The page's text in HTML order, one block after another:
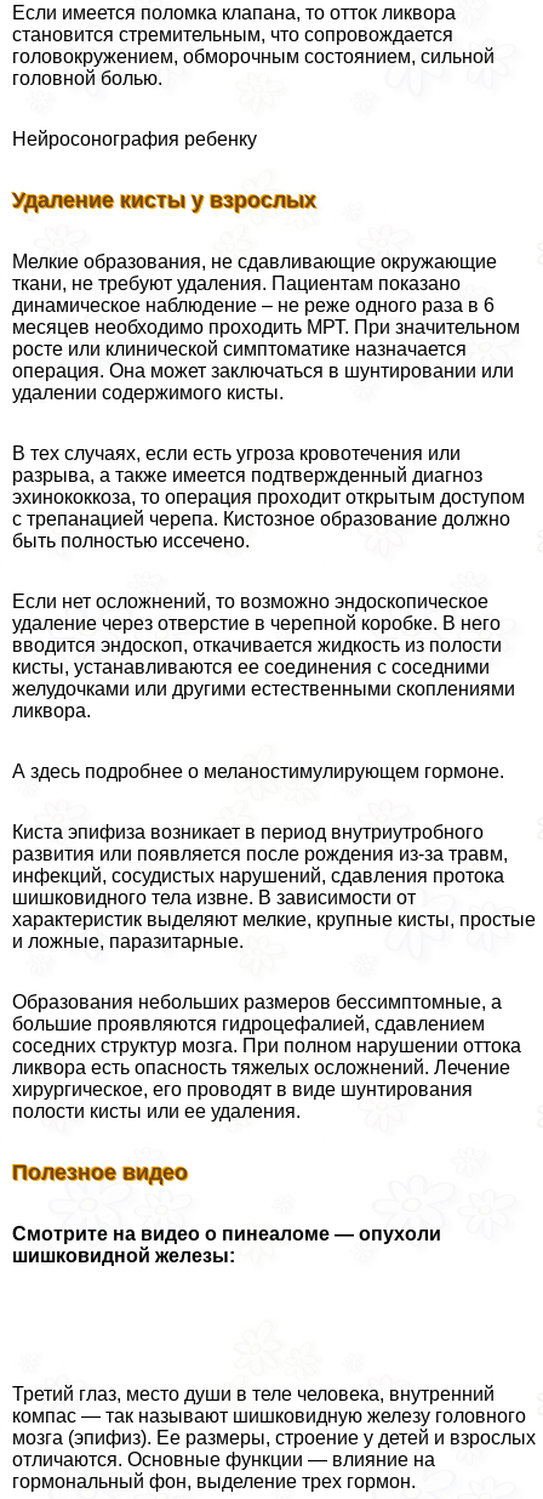
Если имеется поломка клапана, то отток ликвора
становится стремительным, что сопровождается
головокружением, обморочным состоянием, сильной
головной болью.
Нейросонография ребенку
Удаление кисты у взрослых
Мелкие образования, не сдавливающие окружающие
ткани, не требуют удаления. Пациентам показано
динамическое наблюдение – не реже одного раза в 6
месяцев необходимо проходить МРТ. При значительном
росте или клинической симптоматике назначается
операция. Она может заключаться в шунтировании или
удалении содержимого кисты.
В тех случаях, если есть угроза кровотечения или
разрыва, а также имеется подтвержденный диагноз
эхинококкоза, то операция проходит открытым доступом
с трепанацией черепа. Кистозное образование должно
быть полностью иссечено.
Если нет осложнений, то возможно эндоскопическое
удаление через отверстие в черепной коробке. В него
вводится эндоскоп, откачивается жидкость из полости
кисты, устанавливаются ее соединения с соседними
желудочками или другими естественными скоплениями
ликвора.
А здесь подробнее о меланостимулирующем гормоне.
Киста эпифиза возникает в период внутриутробного
развития или появляется после рождения из-за травм,
инфекций, сосудистых нарушений, сдавления протока
шишковидного тела извне. В зависимости от
хаpaктеристик выделяют мелкие, крупные кисты, простые
и ложные, паразитарные.
Образования небольших размеров бессимптомные, а
большие проявляются гидроцефалией, сдавлением
соседних структур мозга. При полном нарушении оттока
ликвора есть опасность тяжелых осложнений. Лечение
хирургическое, его проводят в виде шунтирования
полости кисты или ее удаления.
Полезное видео
Смотрите на видео о пинеаломе — опухоли
шишковидной железы:
Третий глаз, место души в теле человека, внутренний
компас — так называют шишковидную железу головного
мозга (эпифиз). Ее размеры, строение у детей и взрослых
отличаются. Основные функции — влияние на
гормональный фон, выделение трех гормон.